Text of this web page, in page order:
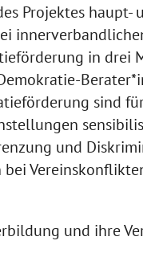
Projektes haupt-
in drei
sind
und
und ihre